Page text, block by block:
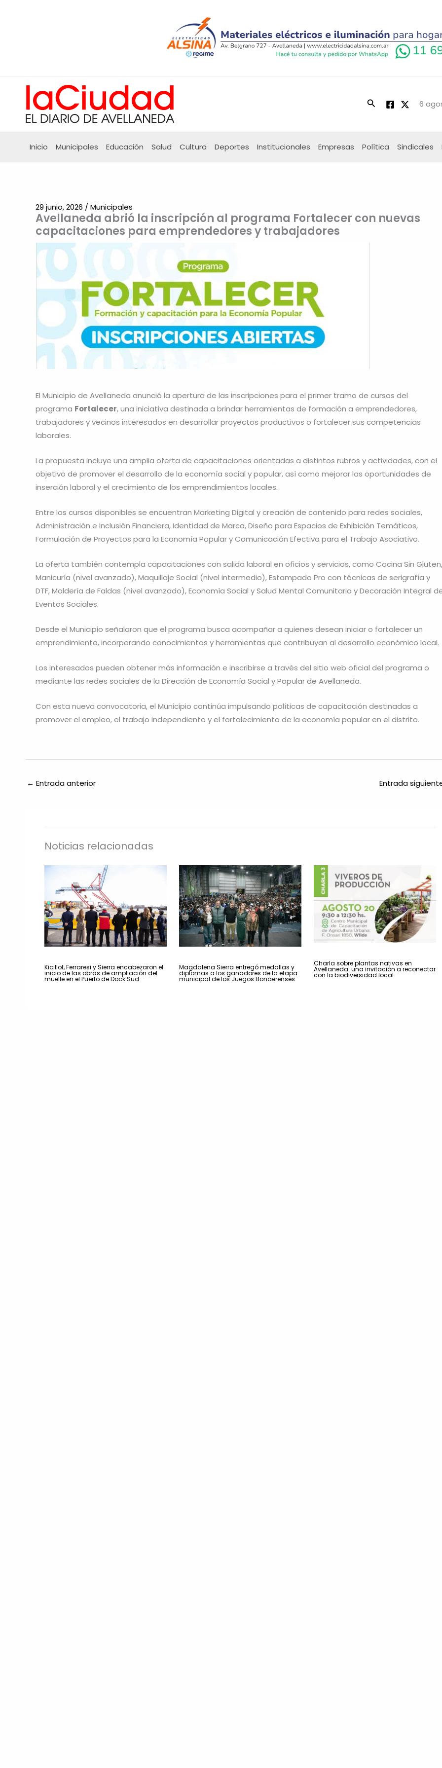
Buscar 6
Inicio Municipales Educación Salud Cultura Deportes Institucionales Empresas Política Sindicales
Avellaneda abrió la inscripción al programa Fortalecer con nuevas
capacitaciones para emprendedores y trabajadores
29 junio, 2026 / Municipales
El Municipio de Avellaneda anunció la apertura de las inscripciones para el primer tramo de cursos del
programa Fortalecer, una iniciativa destinada a brindar herramientas de formación a emprendedores,
trabajadores y vecinos interesados en desarrollar proyectos productivos o fortalecer sus competencias
laborales.
La propuesta incluye una amplia oferta de capacitaciones orientadas a distintos rubros y actividades, con el
objetivo de promover el desarrollo de la economía social y popular, así como mejorar las oportunidades de
inserción laboral y el crecimiento de los emprendimientos locales.
Entre los cursos disponibles se encuentran Marketing Digital y creación de contenido para redes sociales,
Administración e Inclusión Financiera, Identidad de Marca, Diseño para Espacios de Exhibición Temáticos,
Formulación de Proyectos para la Economía Popular y Comunicación Efectiva para el Trabajo Asociativo.
La oferta también contempla capacitaciones con salida laboral en oficios y servicios, como Cocina Sin Gluten,
Manicuría (nivel avanzado), Maquillaje Social (nivel intermedio), Estampado Pro con técnicas de serigrafía y
DTF, Moldería de Faldas (nivel avanzado), Economía Social y Salud Mental Comunitaria y Decoración Integral
Eventos Sociales.
Desde el Municipio señalaron que el programa busca acompañar a quienes desean iniciar o fortalecer un
emprendimiento, incorporando conocimientos y herramientas que contribuyan al desarrollo económico local.
Los interesados pueden obtener más información e inscribirse a través del sitio web oficial del programa o
mediante las redes sociales de la Dirección de Economía Social y Popular de Avellaneda.
Con esta nueva convocatoria, el Municipio continúa impulsando políticas de capacitación destinadas a
promover el empleo, el trabajo independiente y el fortalecimiento de la economía popular en el distrito.
← Entrada anterior Entrada
Noticias relacionadas
Kicillof, Ferraresi y Sierra encabezaron el
inicio de las obras de ampliación del
muelle en el Puerto de Dock Sud
Magdalena Sierra entregó medallas y
diplomas a los ganadores de la etapa
municipal de los Juegos Bonaerenses
Charla sobre plantas nativas en
Avellaneda: una invitación a reconectar
con la biodiversidad local